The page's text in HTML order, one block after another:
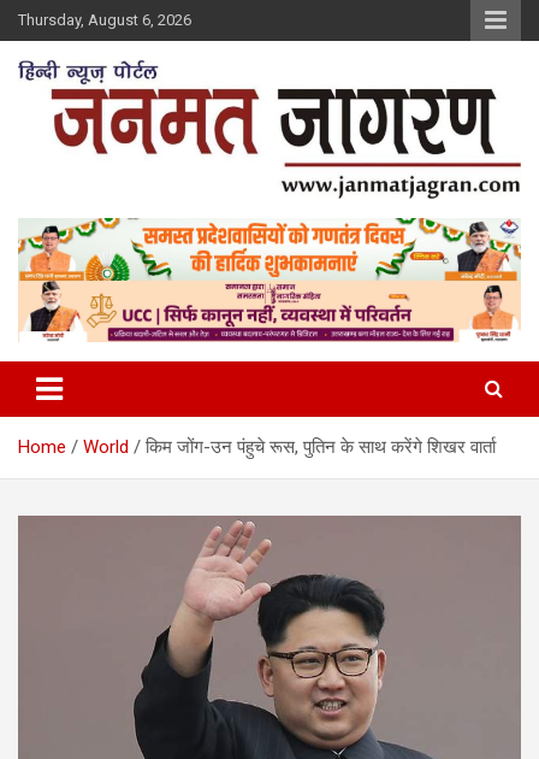
Skip
to
content
Thursday, August 6, 2026
Home World किम जोंग-उन पंहुचे रूस, पुतिन के साथ करेंगे शिखर वार्ता